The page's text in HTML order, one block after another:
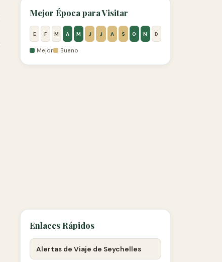
Mejor Época para Visitar
E F M A M J J A S O N D
Mejor Bueno
Enlaces Rápidos
Alertas de Viaje de Seychelles